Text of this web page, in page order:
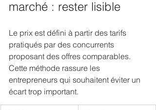
marché : rester lisible
Le prix est défini à partir des tarifs
pratiqués par des concurrents
proposant des offres comparables.
Cette méthode rassure les
entrepreneurs qui souhaitent éviter un
écart trop important.